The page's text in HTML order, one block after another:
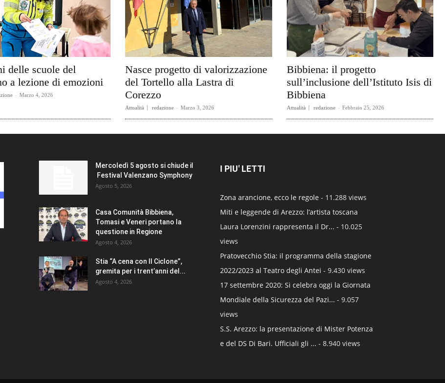
delle scuole del
a lezione di emozioni
- Marzo 4, 2026
Nasce progetto di valorizzazione
del Tortello alla Lastra di
Corezzo
Attualità redazione - Marzo 3, 2026
Bibbiena: il progetto
sull’inclusione dell’Istituto Isis di
Bibbiena
Attualità redazione - Febbraio 25, 2026
Mercoledì 5 agosto si chiude il
Festival Valenzano Symphony
Agosto 5, 2026
Casa Comunità Bibbiena,
Tomasi e Veneri portano la
questione in Regione
Agosto 4, 2026
Stia “A cena con Il Ciclone”,
gremita per i trent’anni del...
Agosto 4, 2026
I PIU' LETTI
Zona arancione, ecco le regole - 11.288 views
Miti e leggende di Arezzo: l’artista toscana
Laura Lorenzini rappresenta il Dr... - 10.025
views
Pratovecchio Stia: il programma della stagione
2022/2023 al Teatro degli Antei - 9.430 views
17 settembre 2020: Si celebra oggi la Giornata
Mondiale della Sicurezza del Pazi... - 9.057
views
S.S. Arezzo: la presentazione di Mister Potenza
e del DS Di Bari. Ufficiali gli ... - 8.940 views